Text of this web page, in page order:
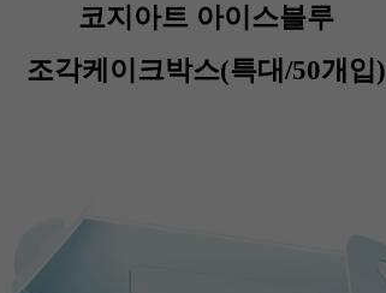
코지아트 아이스블루
조각케이크박스(특대/50개입)